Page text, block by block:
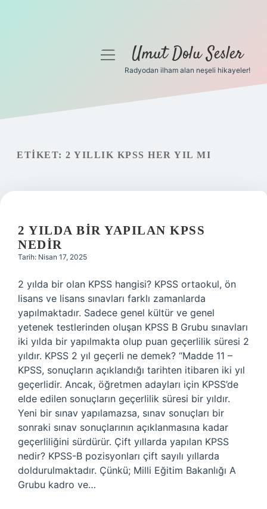
Gizlilik Politikası
menüyüUmut Dolu Sesler
Radyodan ilham alan neşeli hikayeler!
ETIKET: 2 YILLIK KPSS HER YIL MI
2 YILDA BIR YAPILAN KPSS
NEDIR
Tarih: Nisan 17, 2025
2 yılda bir olan KPSS hangisi? KPSS ortaokul, ön
lisans ve lisans sınavları farklı zamanlarda
yapılmaktadır. Sadece genel kültür ve genel
yetenek testlerinden oluşan KPSS B Grubu sınavları
iki yılda bir yapılmakta olup puan geçerlilik süresi 2
yıldır. KPSS 2 yıl geçerli ne demek? “Madde 11 –
KPSS, sonuçların açıklandığı tarihten itibaren iki yıl
geçerlidir. Ancak, öğretmen adayları için KPSS’de
elde edilen sonuçların geçerlilik süresi bir yıldır.
Yeni bir sınav yapılamazsa, sınav sonuçları bir
sonraki sınav sonuçlarının açıklanmasına kadar
geçerliliğini sürdürür. Çift yıllarda yapılan KPSS
nedir? KPSS-B pozisyonları çift sayılı yıllarda
doldurulmaktadır. Çünkü; Milli Eğitim Bakanlığı A
Grubu kadro ve…